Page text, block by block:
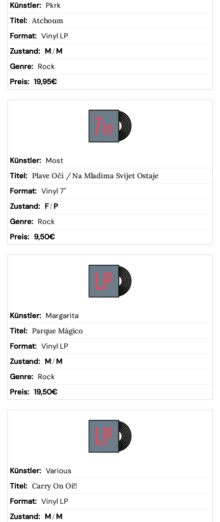
Pkrk
Atchoum
Vinyl LP
M/ M
Rock
19,95€
Most
Plave Oči / Na Mladima Svijet Ostaje
Vinyl 7"
F/ P
Rock
9,50€
Margarita
Parque Mágico
Vinyl LP
M/ M
Rock
19,50€
Various
Carry On Oi!!
Vinyl LP
M/ M